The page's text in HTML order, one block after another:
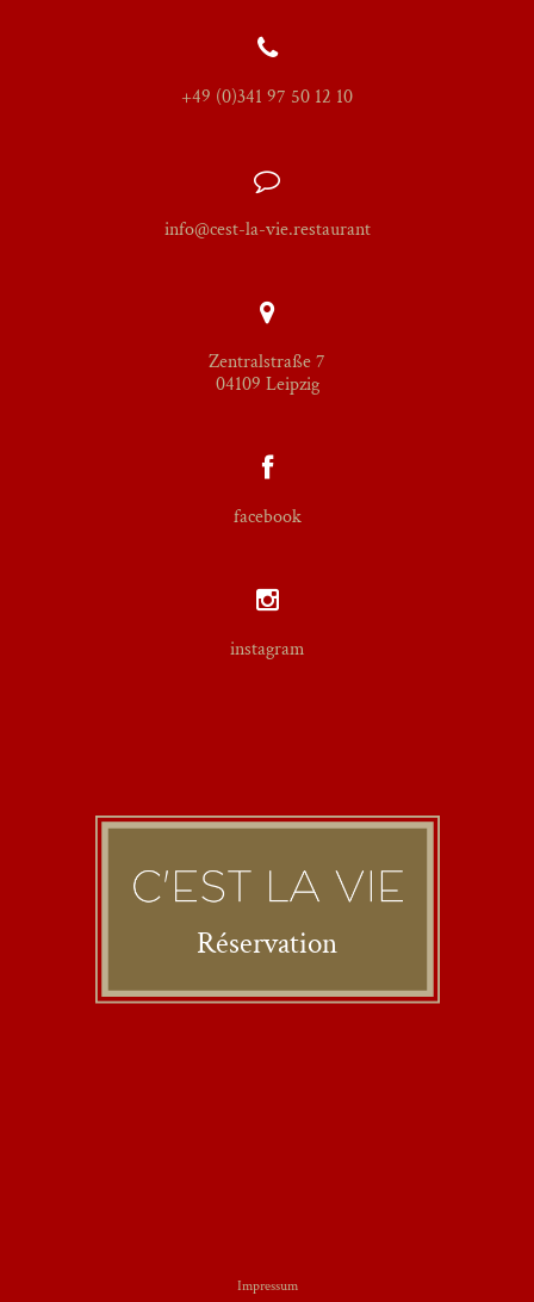
+49 (0)341 97 50 12 10
info@cest-la-vie.restaurant
Zentralstraße 7
04109 Leipzig
facebook
instagram
Réservation
Impressum